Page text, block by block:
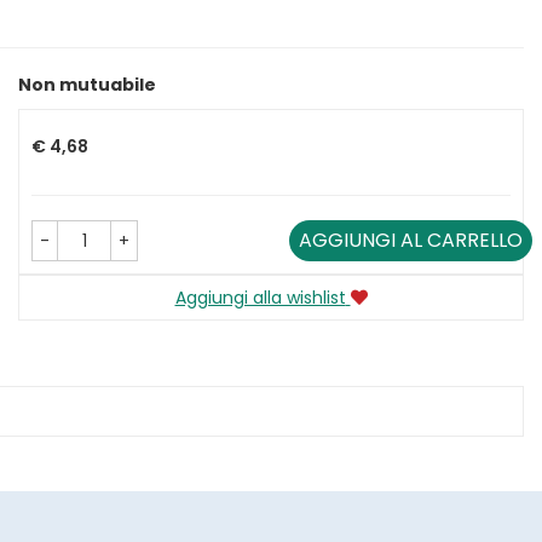
Non mutuabile
€ 4,68
- + AGGIUNGI AL CARRELLO
Aggiungi alla wishlist